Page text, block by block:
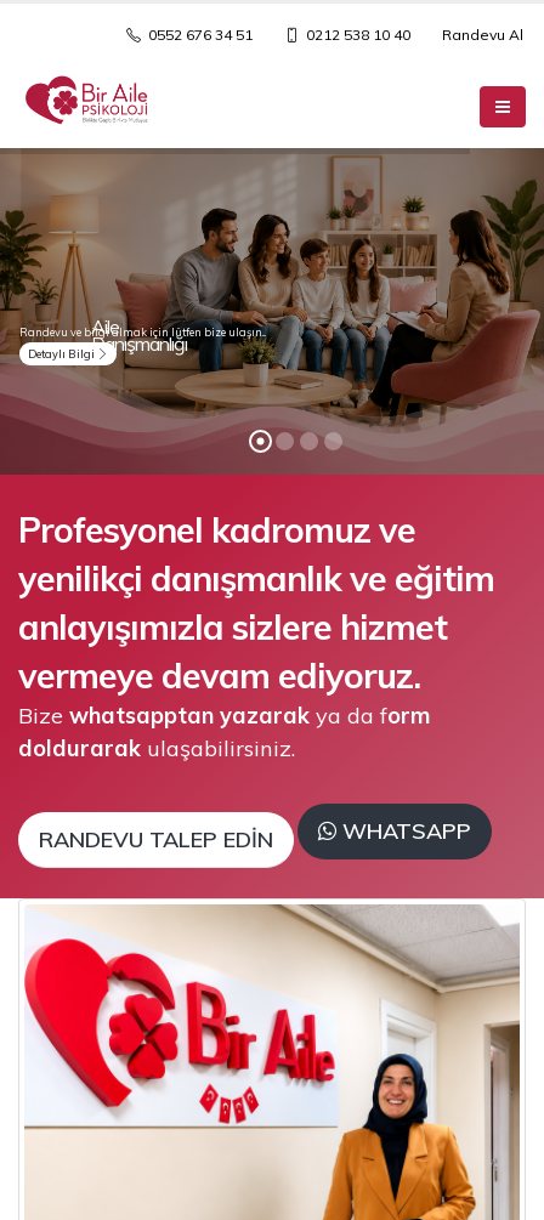
0552 676 34 51 0212 538 10 40 Randevu Al
Profesyonel kadromuz ve
yenilikçi danışmanlık ve eğitim
anlayışımızla sizlere hizmet
vermeye devam ediyoruz.
Bize whatsapptan yazarak ya da form
doldurarak ulaşabilirsiniz.
RANDEVU TALEP EDIN WHATSAPP